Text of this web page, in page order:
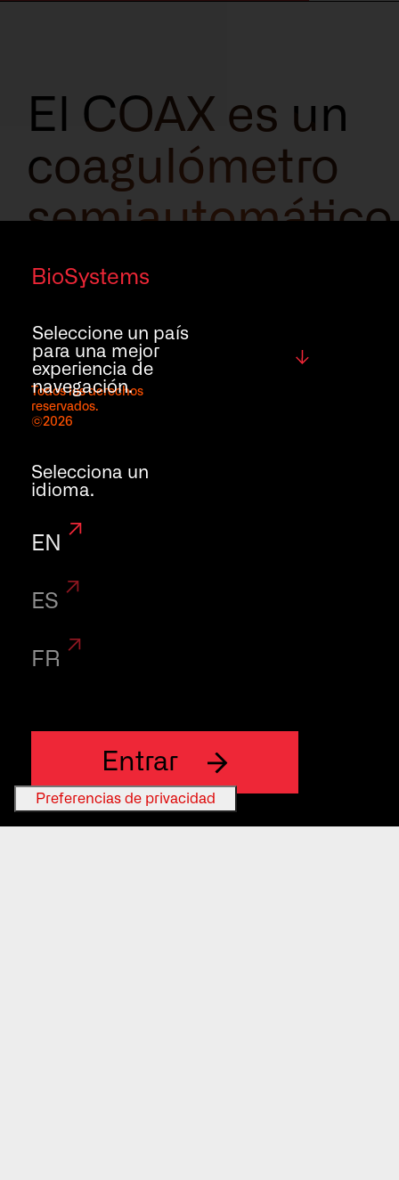
BioSystems
Seleccione un país
para una mejor
experiencia de
navegación.
Todos los derechos
reservados.
©2026
Selecciona un
idioma.
EN
ES
FR
Entrar
El COAX es un
coagulómetro
semiautomático
que
complementa y
optimiza su
rutina de
laboratorio.